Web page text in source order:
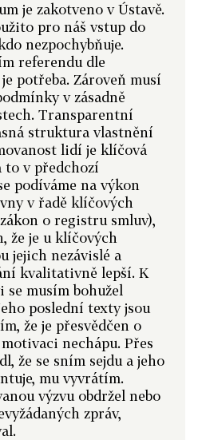
je zakotveno v Ústavě.
pro náš vstup do
nezpochybňuje.
referendu dle
potřeba. Zároveň musí
v zásadně
Transparentní
struktura vlastnění
lidí je klíčová
to v předchozí
podíváme na výkon
v řadě klíčových
o registru smluv),
že je u klíčových
jejich nezávislé a
kvalitativně lepší. K
musím bohužel
poslední texty jsou
že je přesvědčen o
nechápu. Přes
že se sním sejdu a jeho
mu vyvrátím.
výzvu obdržel nebo
zpráv,